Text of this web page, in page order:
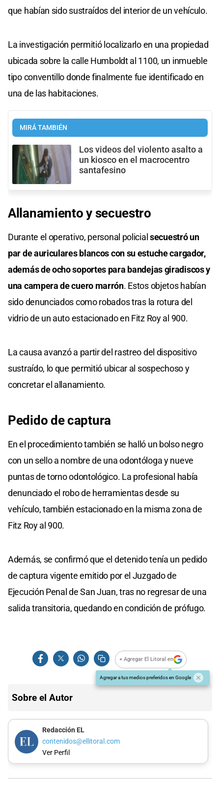
que habían sido sustraídos del interior de un vehículo.
La investigación permitió localizarlo en una propiedad
ubicada sobre la calle Humboldt al 1100, un inmueble
tipo conventillo donde finalmente fue identificado en
una de las habitaciones.
MIRÁ TAMBIÉN
Los videos del violento asalto a
un kiosco en el macrocentro
santafesino
Allanamiento y secuestro
Durante el operativo, personal policialsecuestró un
par de auriculares blancos con su estuche cargador,
además de ocho soportes para bandejas giradiscos y
una campera de cuero marrón. Estos objetos habían
sido denunciados como robados tras la rotura del
vidrio de un auto estacionado en Fitz Roy al 900.
La causa avanzó a partir del rastreo del dispositivo
sustraído, lo que permitió ubicar al sospechoso y
concretar el allanamiento.
Pedido decaptura
En el procedimiento también se halló un bolso negro
con un sello a nombre de una odontóloga y nueve
puntas de torno odontológico. La profesional había
denunciado el robo de herramientas desde su
vehículo, también estacionado en la misma zona de
Fitz Roy al 900.
Además, se confirmó que el detenido tenía un pedido
de captura vigente emitido por el Juzgado de
Ejecución Penal de San Juan, tras no regresar de una
salida transitoria, quedando en condición de prófugo.
+ Agregar El Litoral en
Agregar a tus medios preferidos en Google
Sobre el Autor
Redacción EL
contenidos@ellitoral.com
Ver Perfil